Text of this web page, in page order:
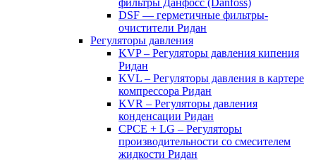
фильтры Данфосс (Danfoss)
DSF — герметичные фильтры-
очистители Ридан
Регуляторы давления
KVP – Регуляторы давления кипения
Ридан
KVL – Регуляторы давления в картере
компрессора Ридан
KVR – Регуляторы давления
конденсации Ридан
CPCE + LG – Регуляторы
производительности со смесителем
жидкости Ридан